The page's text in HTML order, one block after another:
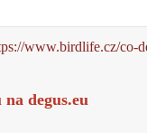
www.birdlife.cz/co-
na degus.eu